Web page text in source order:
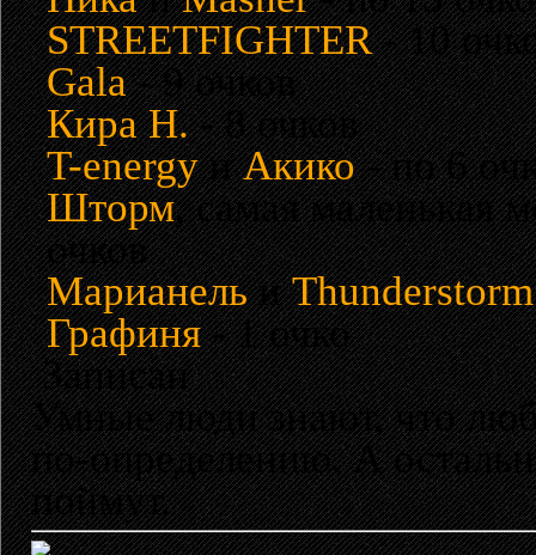
STREETFIGHTER- 10
Gala- 9 очков
Кира Н.- 8 очков
T-energyиАкико- по 6
Шторм, самая маленькая
очков
МарианельиThunderstorm
Графиня- 1 очко
Записан
Умные люди знают, что
по-определению. А
поймут.